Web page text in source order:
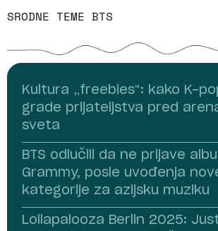
SRODNE TEME BTS
Kultura „freebies“: kako K-
grade prijateljstva pred
sveta
BTS odlučili da ne prijave
Grammy, posle uvođenja
kategorije za azijsku muziku
Lollapalooza Berlin 2025: